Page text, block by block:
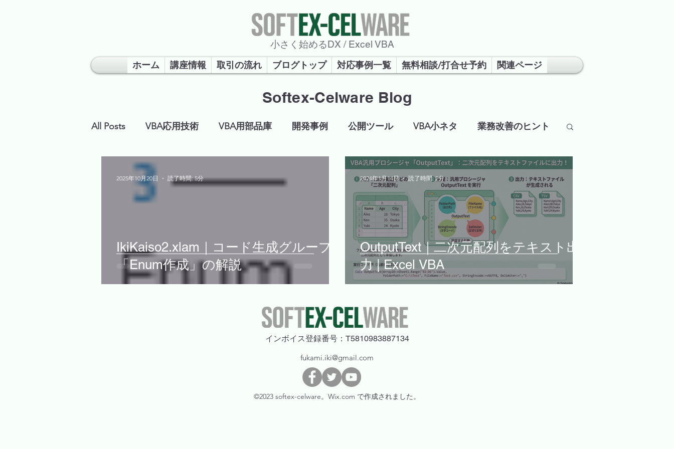
​小さく始めるDX / Excel VBA
ホーム
講座情報 取引の流れ ブログトップ 対応事例一覧 無料相談/打合せ予約 関連ページ
Softex-Celware Blog
All Posts VBA応用技術 VBA用部品庫 開発事例 公開ツール VBA小ネタ 業務改善のヒント
超勉強会
IkiKaiso2.xlam｜コード生成グループ
「Enum作成」の解説
2025年10月20日 読了時間: 5分
OutputText｜二次元配列をテキスト出
力 | Excel VBA
2024年1月14日 読了時間: 2分
​インボイス登録番号：T5810983887134
fukami.iki@gmail.com
©2023 softex-celware。Wix.com で作成されました。